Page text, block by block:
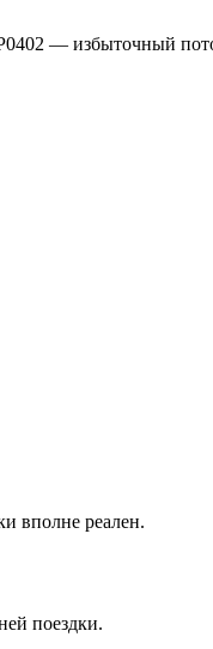
— избыточный
вполне реален.
поездки.